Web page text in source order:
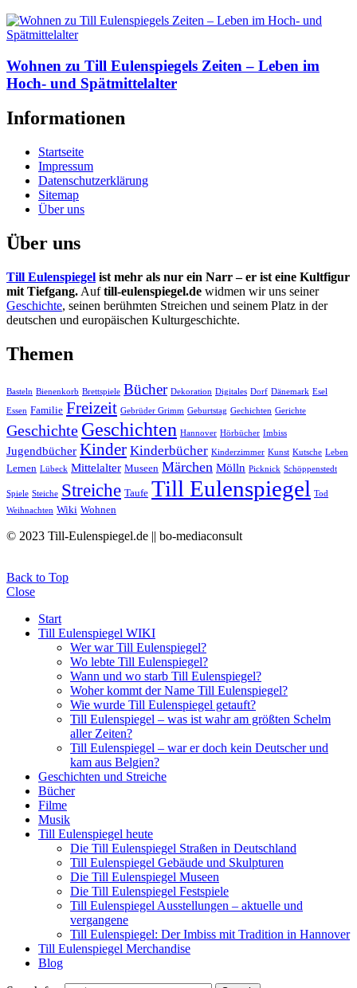
Wohnen zu Till Eulenspiegels Zeiten – Leben im
Hoch- und Spätmittelalter
Informationen
Startseite
Impressum
Datenschutzerklärung
Sitemap
Über uns
Über uns
Till Eulenspiegel ist mehr als nur ein Narr – er ist eine Kultfigur
mit Tiefgang. Auftill-eulenspiegel.de widmen wir uns seiner
Geschichte, seinen berühmten Streichen und seinem Platz in der
deutschen und europäischen Kulturgeschichte.
Themen
Basteln Bienenkorb Brettspiele Bücher Dekoration Digitales Dorf Dänemark Esel
Essen Familie Freizeit Gebrüder Grimm Geburtstag Gechichten Gerichte
Geschichte Geschichten Hannover Hörbücher Imbiss
Jugendbücher Kinder Kinderbücher Kinderzimmer Kunst Kutsche Leben
Lernen Lübeck Mittelalter Museen Märchen Mölln Picknick Schöppenstedt
Spiele Steiche Streiche Taufe Till Eulenspiegel Tod
Weihnachten Wiki Wohnen
© 2023 Till-Eulenspiegel.de || bo-mediaconsult
Back to Top
Close
Start
Till Eulenspiegel WIKI
Wer war Till Eulenspiegel?
Wo lebte Till Eulenspiegel?
Wann und wo starb Till Eulenspiegel?
Woher kommt der Name Till Eulenspiegel?
Wie wurde Till Eulenspiegel getauft?
Till Eulenspiegel – was ist wahr am größten Schelm
aller Zeiten?
Till Eulenspiegel – war er doch kein Deutscher und
kam aus Belgien?
Geschichten und Streiche
Bücher
Filme
Musik
Till Eulenspiegel heute
Die Till Eulenspiegel Straßen in Deutschland
Till Eulenspiegel Gebäude und Skulpturen
Die Till Eulenspiegel Museen
Die Till Eulenspiegel Festspiele
Till Eulenspiegel Ausstellungen – aktuelle und
vergangene
Till Eulenspiegel: Der Imbiss mit Tradition in Hannover
Till Eulenspiegel Merchandise
Blog